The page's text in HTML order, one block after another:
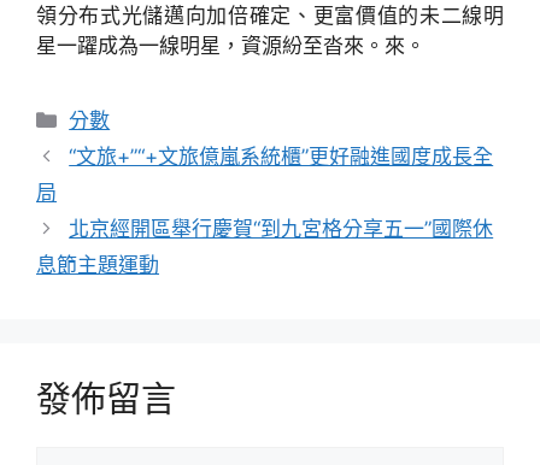
領分布式光儲邁向加倍確定、更富價值的未二線明
星一躍成為一線明星，資源紛至沓來。來。
分
類
分數
“文旅+”“+文旅億嵐系統櫃”更好融進國度成長全
局
北京經開區舉行慶賀“到九宮格分享五一”國際休
息節主題運動
發佈留言